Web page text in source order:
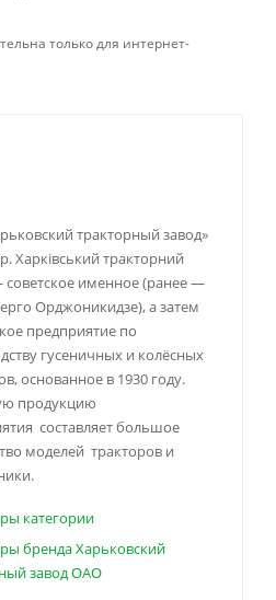
только для интернет-
тракторный завод»
Харківський тракторний
советское именное (ранее —
Орджоникидзе), а затем
предприятие по
гусеничных и колёсных
основанное в 1930 году.
продукцию
составляет большое
моделей тракторов и
категории
бренда Харьковский
завод ОАО